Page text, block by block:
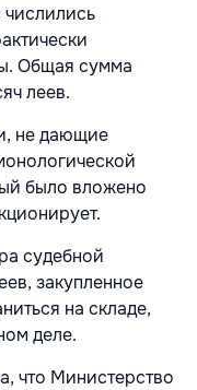
числились
Общая сумма
леев.
не дающие
было вложено
судебной
закупленное
на складе,
деле.
что Министерство